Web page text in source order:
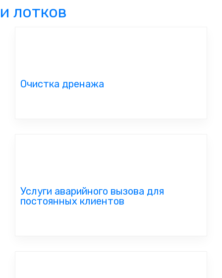
и лотков
Очистка дренажа
Услуги аварийного вызова для
постоянных клиентов